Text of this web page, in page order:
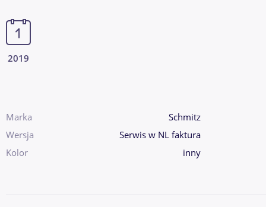
2019
Marka
Schmitz
Wersja
Serwis w NL faktura
Kolor
inny